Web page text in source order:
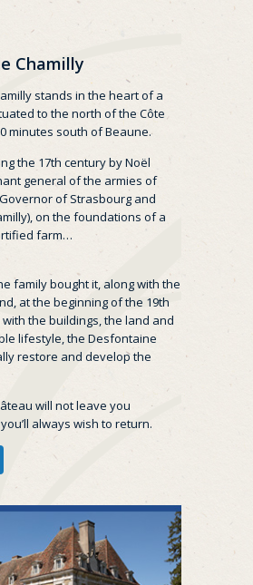
Chamilly
stands in the heart of a
to the north of the Côte
minutes south of Beaune.
the 17th century by Noël
general of the armies of
Governor of Strasbourg and
on the foundations of a
farm…
family bought it, along with the
at the beginning of the 19th
the buildings, the land and
lifestyle, the Desfontaine
restore and develop the
will not leave you
always wish to return.